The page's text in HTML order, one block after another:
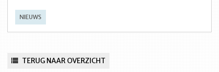
NIEUWS
TERUG NAAR OVERZICHT